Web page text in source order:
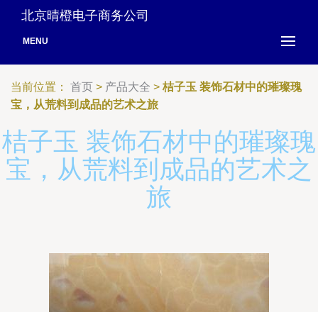
北京晴橙电子商务公司
MENU
当前位置： 首页 > 产品大全 > 桔子玉 装饰石材中的璀璨瑰
宝，从荒料到成品的艺术之旅
桔子玉 装饰石材中的璀璨瑰
宝，从荒料到成品的艺术之
旅